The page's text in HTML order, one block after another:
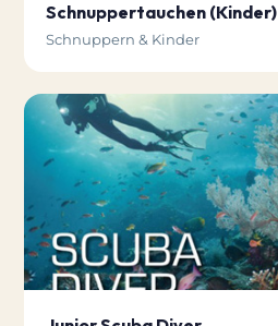
Schnuppertauchen (Kinder)
Schnuppern & Kinder